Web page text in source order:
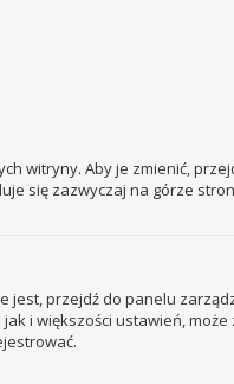
witryny. Aby je zmienić,
się zazwyczaj na górze
przejdź do panelu
i większości ustawień,